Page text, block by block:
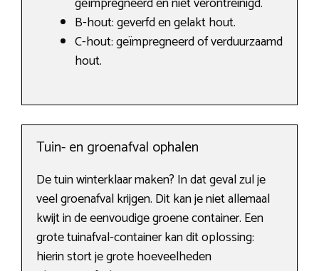
B-hout: geverfd en gelakt hout.
C-hout: geïmpregneerd of verduurzaamd
hout.
Tuin- en groenafval ophalen
De tuin winterklaar maken? In dat geval zul je
veel groenafval krijgen. Dit kan je niet allemaal
kwijt in de eenvoudige groene container. Een
grote tuinafval-container kan dit oplossing:
hierin stort je grote hoeveelheden